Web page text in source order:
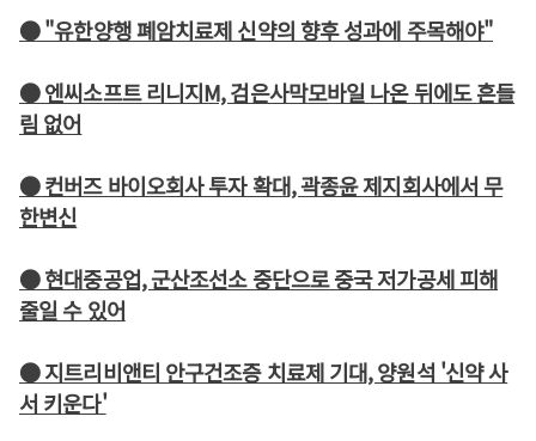
● "유한양행 폐암치료제 신약의 향후 성과에 주목해야"
● 엔씨소프트 리니지M, 검은사막모바일 나온 뒤에도 흔들
림 없어
● 컨버즈 바이오회사 투자 확대, 곽종윤 제지회사에서 무
한변신
● 현대중공업, 군산조선소 중단으로 중국 저가공세 피해
줄일 수 있어
● 지트리비앤티 안구건조증 치료제 기대, 양원석 '신약 사
서 키운다'